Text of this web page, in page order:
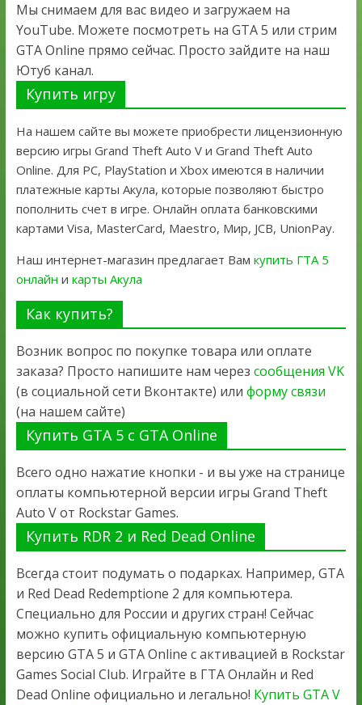
Мы снимаем для вас видео и загружаем на
YouTube. Можете посмотреть на GTA 5 или стрим
GTA Online прямо сейчас. Просто зайдите на наш
Ютуб канал.
Купить игру
На нашем сайте вы можете приобрести лицензионную
версию игры Grand Theft Auto V и Grand Theft Auto
Online. Для PC, PlayStation и Xbox имеются в наличии
платежные карты Акула, которые позволяют быстро
пополнить счет в игре. Онлайн оплата банковскими
картами Visa, MasterCard, Maestro, Мир, JCB, UnionPay.
Наш интернет-магазин предлагает Вам купить ГТА 5
онлайн и карты Акула
Как купить?
Возник вопрос по покупке товара или оплате
заказа? Просто напишите нам через сообщения VK
(в социальной сети Вконтакте) или форму связи
(на нашем сайте)
Купить GTA 5 с GTA Online
Всего одно нажатие кнопки - и вы уже на странице
оплаты компьютерной версии игры Grand Theft
Auto V от Rockstar Games.
Купить RDR 2 и Red Dead Online
Всегда стоит подумать о подарках. Например, GTA
и Red Dead Redemptione 2 для компьютера.
Специально для России и других стран! Сейчас
можно купить официальную компьютерную
версию GTA 5 и GTA Online с активацией в Rockstar
Games Social Club. Играйте в ГТА Онлайн и Red
Dead Online официально и легально! Купить GTA V